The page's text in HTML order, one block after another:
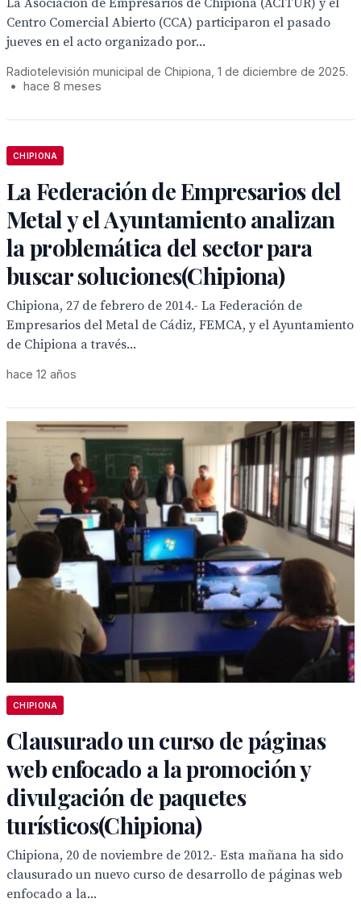
La Asociación de Empresarios de Chipiona (ACITUR) y el
Centro Comercial Abierto (CCA) participaron el pasado
jueves en el acto organizado por...
Radiotelevisión municipal de Chipiona, 1 de diciembre de 2025.
• hace 8 meses
CHIPIONA
La Federación de Empresarios del
Metal y el Ayuntamiento analizan
la problemática del sector para
buscar soluciones(Chipiona)
Chipiona, 27 de febrero de 2014.- La Federación de
Empresarios del Metal de Cádiz, FEMCA, y el Ayuntamiento
de Chipiona a través...
hace 12 años
CHIPIONA
Clausurado un curso de páginas
web enfocado a la promoción y
divulgación de paquetes
turísticos(Chipiona)
Chipiona, 20 de noviembre de 2012.- Esta mañana ha sido
clausurado un nuevo curso de desarrollo de páginas web
enfocado a la...